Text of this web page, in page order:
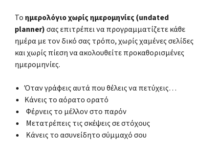
Το ημερολόγιο χωρίς ημερομηνίες (undated
planner)σας επιτρέπει να προγραμματίζετε κάθε
ημέρα με τον δικό σας τρόπο, χωρίς χαμένες σελίδες
και χωρίς πίεση να ακολουθείτε προκαθορισμένες
ημερομηνίες.
Όταν γράφεις αυτά που θέλεις να πετύχεις…
Κάνεις το αόρατο ορατό
Φέρνεις το μέλλον στο παρόν
Μετατρέπεις τις σκέψεις σε στόχους
Κάνεις το ασυνείδητο σύμμαχό σου